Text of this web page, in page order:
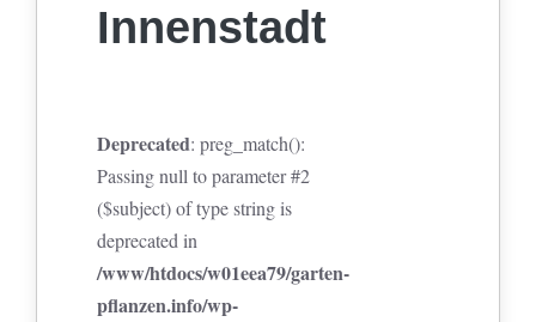
Innenstadt
Deprecated: preg_match():
Passing null to parameter #2
($subject) of type string is
deprecated in
/www/htdocs/w01eea79/garten-
pflanzen.info/wp-